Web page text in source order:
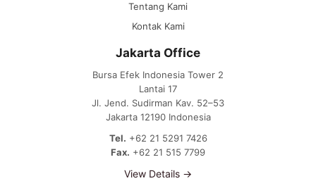
Tentang Kami
Kontak Kami
Jakarta Office
Bursa Efek Indonesia Tower 2
Lantai 17
Jl. Jend. Sudirman Kav. 52–53
Jakarta 12190 Indonesia
Tel. +62 21 5291 7426
Fax. +62 21 515 7799
View Details →